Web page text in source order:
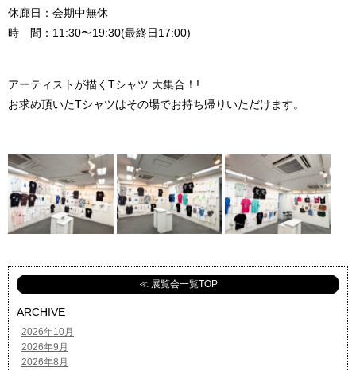
休廊日：会期中無休
時 間：11:30〜19:30(最終日17:00)
アーティストが描くTシャツ 大集合！!
お求め頂いたTシャツはその場でお持ち帰りいただけます。
≪ 展覧会一覧TOP
ARCHIVE
2026年10月
2026年9月
2026年8月